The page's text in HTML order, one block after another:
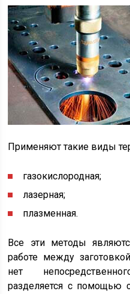
Применяют такие виды
газокислородная;
лазерная;
плазменная.
Все эти методы
работе между
нет
разделяется с помощью